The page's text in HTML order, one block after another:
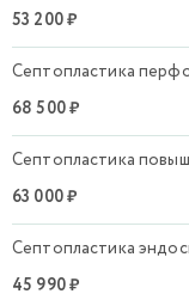
53 200 ₽
Септопластика
68 500 ₽
Септопластика
63 000 ₽
Септопластика
45 990 ₽